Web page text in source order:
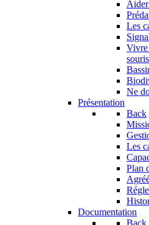
Les
Vivre
souris
Ne
Présentation
Back
Les
Plan
Documentation
Back